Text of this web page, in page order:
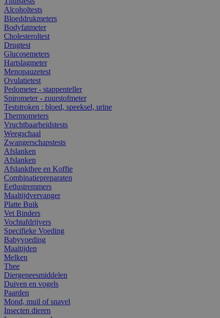
Alcoholtests
Bloeddrukmeters
Bodyfatmeter
Cholesteroltest
Drugtest
Glucosemeters
Hartslagmeter
Menopauzetest
Ovulatietest
Pedometer - stappenteller
Spirometer - zuurstofmeter
Teststroken : bloed, speeksel, urine
Thermometers
Vruchtbaarheidstests
Weegschaal
Zwangerschapstests
Afslanken
Afslanken
Afslankthee en Koffie
Combinatiepreparaten
Eetlustremmers
Maaltijdvervanger
Platte Buik
Vet Binders
Vochtafdrijvers
Specifieke Voeding
Babyvoeding
Maaltijden
Melken
Thee
Diergeneesmiddelen
Duiven en vogels
Paarden
Mond, muil of snavel
Insecten dieren